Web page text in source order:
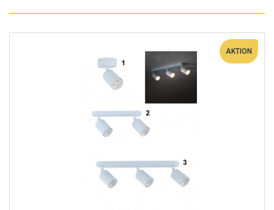
AKTION